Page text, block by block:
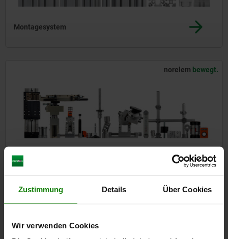
Zustimmung Details Über Cookies
Wir verwenden Cookies
Montagesystem
norelem bewegt.
Systeme und Komponenten für den
Maschinen- und Anlagenbau